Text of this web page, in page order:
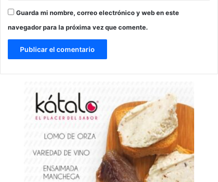
Guarda mi nombre, correo electrónico y web en este
navegador para la próxima vez que comente.